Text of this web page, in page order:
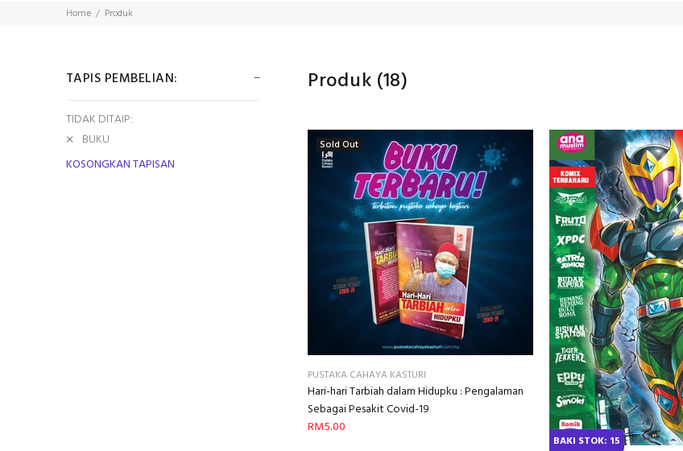
Home Produk
TAPIS PEMBELIAN:
TIDAK DITAIP:
BUKU
KOSONGKAN TAPISAN
Produk (18)
Sold Out
PUSTAKA CAHAYA KASTURI
Hari-hari Tarbiah dalam Hidupku : Pengalaman
Sebagai Pesakit Covid-19
RM5.00
BAKI STOK: 15